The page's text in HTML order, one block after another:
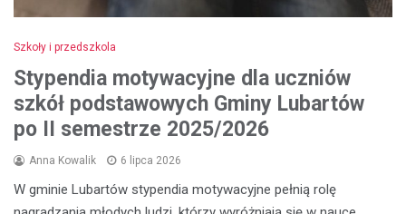
Szkoły i przedszkola
Stypendia motywacyjne dla uczniów
szkół podstawowych Gminy Lubartów
po II semestrze 2025/2026
Anna Kowalik 6 lipca 2026
W gminie Lubartów stypendia motywacyjne pełnią rolę